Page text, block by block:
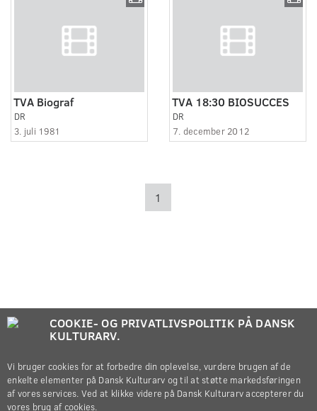
TVA Biograf
DR
3. juli 1981
TVA 18:30 BIOSUCCES
DR
7. december 2012
1
COOKIE- OG PRIVATLIVSPOLITIK PÅ DANSK
KULTURARV.
Vi bruger cookies for at forbedre din oplevelse, vurdere brugen af de
enkelte elementer på Dansk Kulturarv og til at støtte markedsføringen
af vores services. Ved at klikke videre på Dansk Kulturarv accepterer du
vores brug af cookies.